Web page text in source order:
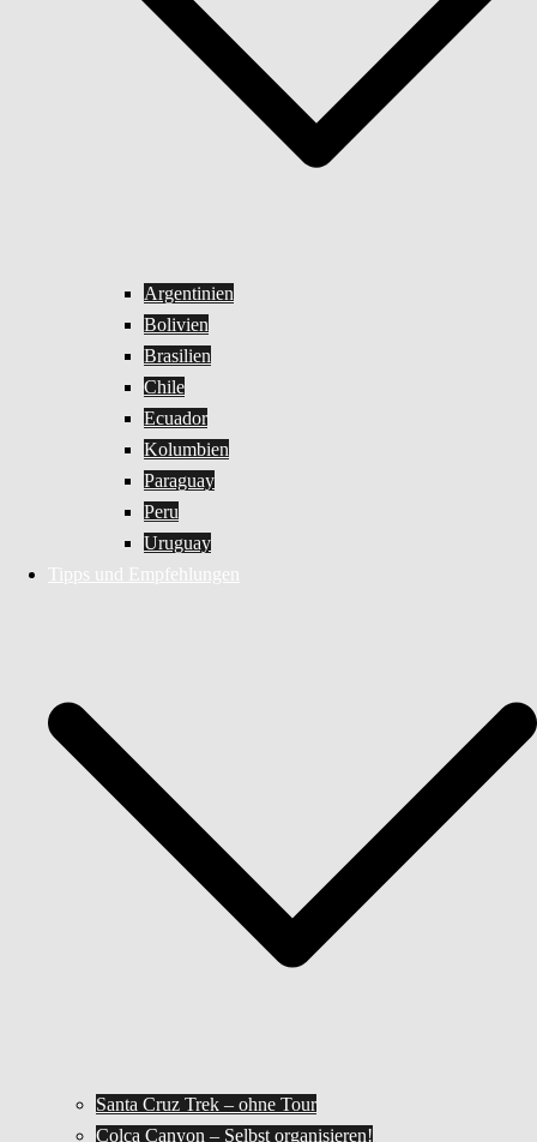
Argentinien
Bolivien
Brasilien
Chile
Ecuador
Kolumbien
Paraguay
Peru
Uruguay
Tipps und Empfehlungen
Santa Cruz Trek – ohne Tour
Colca Canyon – Selbst organisieren!